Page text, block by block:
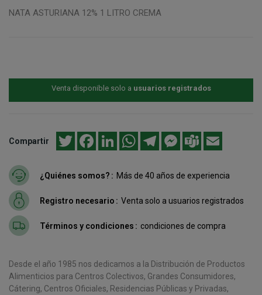
NATA ASTURIANA 12% 1 LITRO CREMA
Venta disponible solo a usuarios registrados
Compartir Twitter FacebookLinkedInWhatsAppTelegramMessenger
Teams
¿Quiénes somos? Más de 40 años de experiencia
Registro necesario Venta solo a usuarios registrados
Términos y condiciones condiciones de compra
Desde el año 1985 nos dedicamos a la Distribución de Productos
Alimenticios para Centros Colectivos, Grandes Consumidores,
Cátering, Centros Oficiales, Residencias Públicas y Privadas,